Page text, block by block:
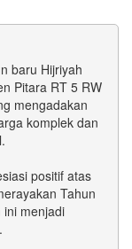
baru Hijriyah
Pitara RT 5 RW
mengadakan
komplek dan
positif atas
Tahun
ini menjadi